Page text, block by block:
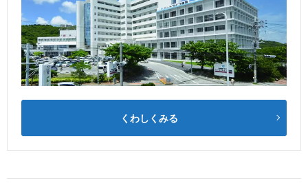
くわしくみる